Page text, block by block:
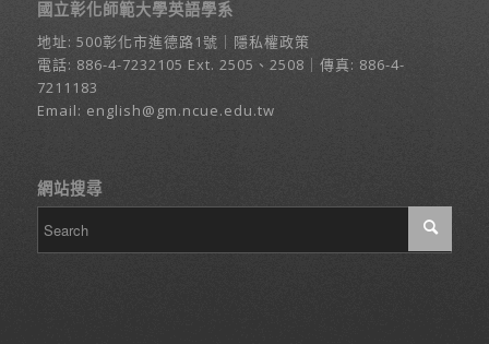
國立彰化師範大學英語學系
地址: 500彰化市進德路1號
隱私權政策
電話: 886-4-7232105 Ext. 2505、2508｜傳真: 886-4-
7211183
Email: english@gm.ncue.edu.tw
網站搜尋